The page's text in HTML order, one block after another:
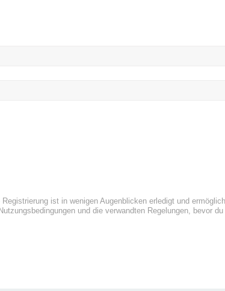
ist in wenigen Augenblicken erledigt und
und die verwandten Regelungen, bevor